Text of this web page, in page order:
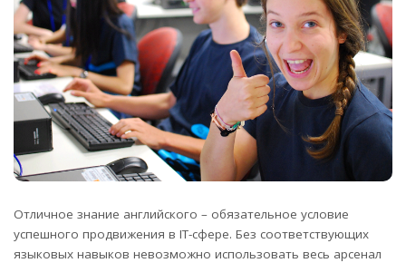
Отличное знание английского – обязательное условие
успешного продвижения в IT-сфере. Без соответствующих
языковых навыков невозможно использовать весь арсенал